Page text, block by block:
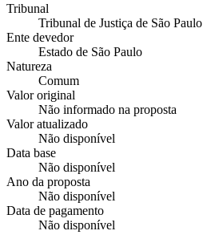
Tribunal
Tribunal de Justiça de São Paulo
Ente devedor
Estado de São Paulo
Natureza
Comum
Valor original
Não informado na proposta
Valor atualizado
Não disponível
Data base
Não disponível
Ano da proposta
Não disponível
Data de pagamento
Não disponível